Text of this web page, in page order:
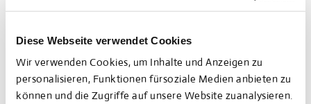
Diese Webseite verwendet Cookies
Wir verwenden Cookies, um Inhalte und Anzeigen zu
personalisieren, Funktionen fürsoziale Medien anbieten zu
können und die Zugriffe auf unsere Website zuanalysieren.